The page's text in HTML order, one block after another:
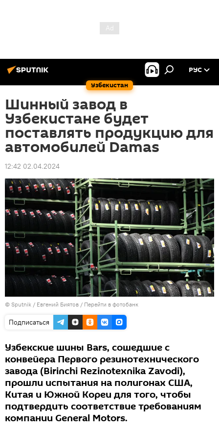
Узбекистан
РУС
Шинный завод в
Узбекистане будет
поставлять продукцию для
автомобилей Damas
12:42 02.04.2024
© Sputnik / Евгений Биятов / Перейти в фотобанк
Подписаться
Узбекские шины Bars, сошедшие с
конвейера Первого резинотехнического
завода (Birinchi Rezinotexnika Zavodi),
прошли испытания на полигонах США,
Китая и Южной Кореи для того, чтобы
подтвердить соответствие требованиям
компании General Motors.